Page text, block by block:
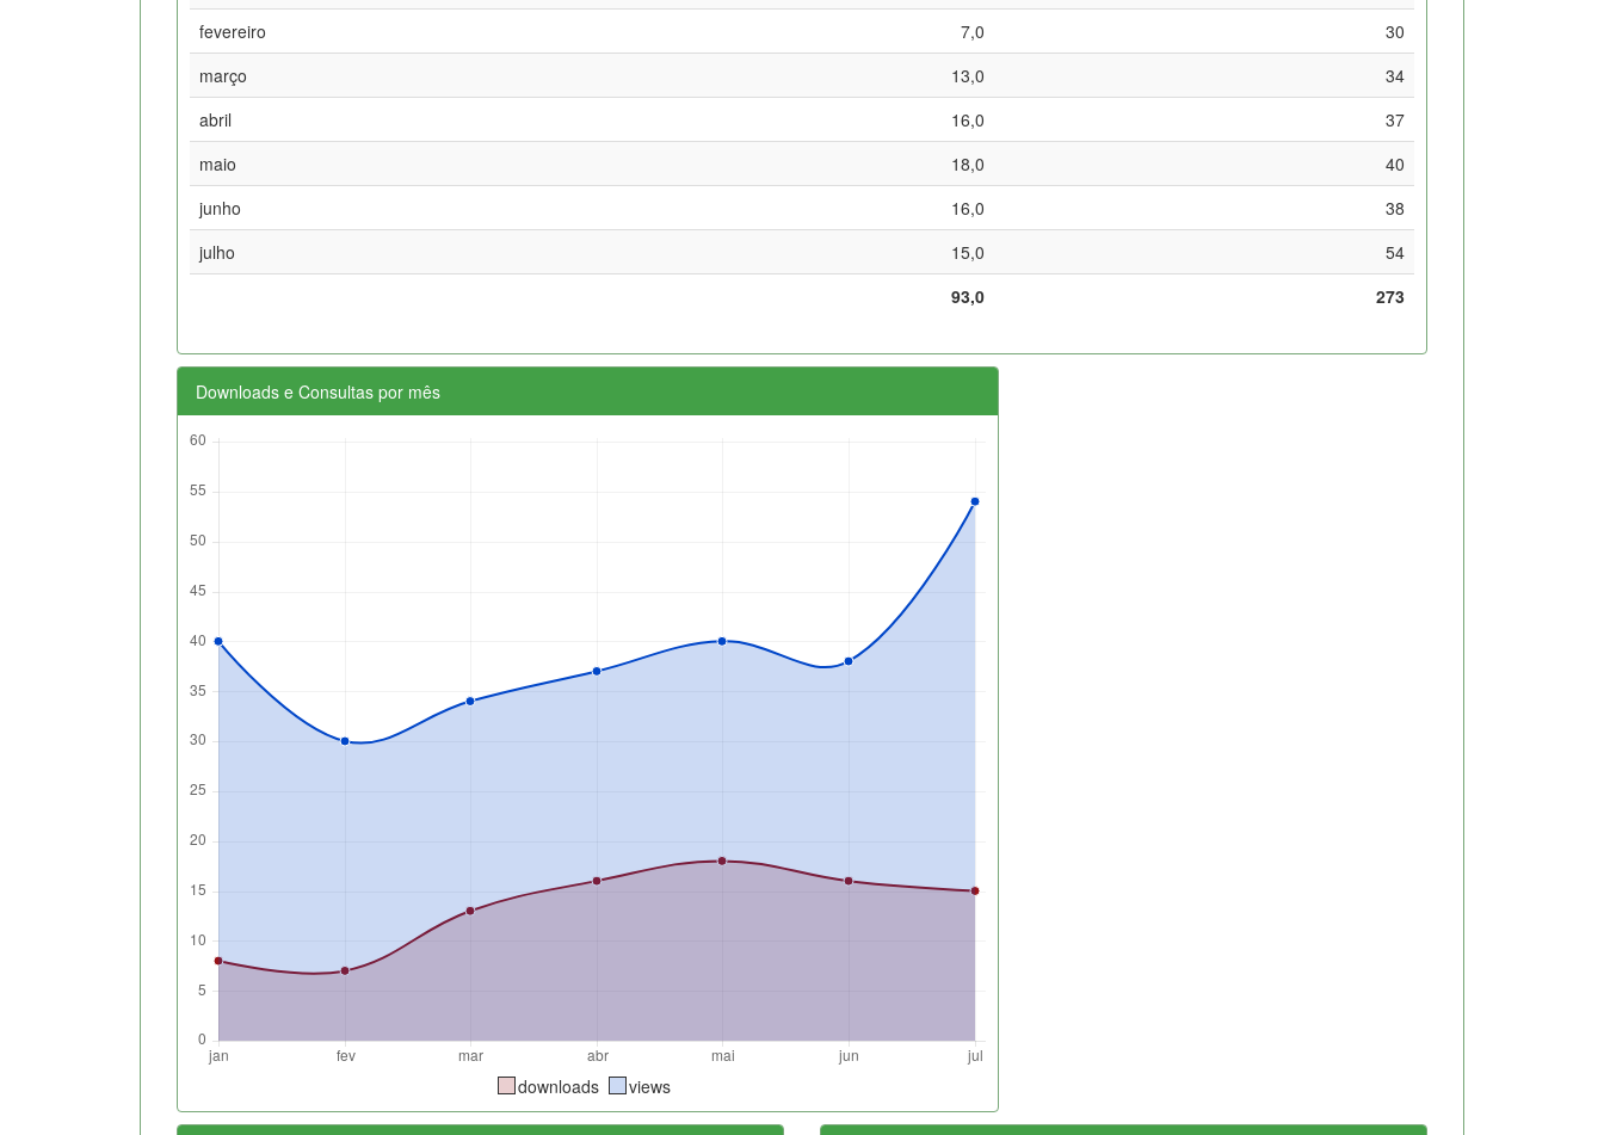
fevereiro
7,0
30
março
13,0
34
abril
16,0
37
maio
18,0
40
junho
16,0
38
julho
15,0
54
93,0
273
Downloads e Consultas por mês
downloads views